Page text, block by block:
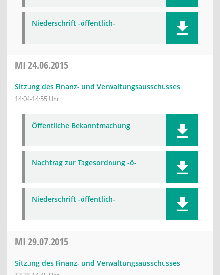
Niederschrift -öffentlich-
MI 24.06.2015
Sitzung des Finanz- und Verwaltungsausschusses
14:04-14:55 Uhr
Öffentliche Bekanntmachung
Nachtrag zur Tagesordnung -ö-
Niederschrift -öffentlich-
MI 29.07.2015
Sitzung des Finanz- und Verwaltungsausschusses